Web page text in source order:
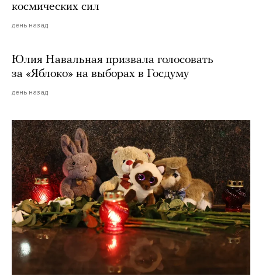
космических сил
день назад
Юлия Навальная призвала голосовать
за «Яблоко» на выборах в Госдуму
день назад